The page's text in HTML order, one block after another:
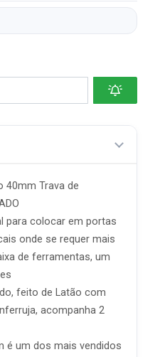
40mm Trava de
para colocar em portas
onde se requer mais
de ferramentas, um
feito de Latão com
acompanha 2
é um dos mais vendidos